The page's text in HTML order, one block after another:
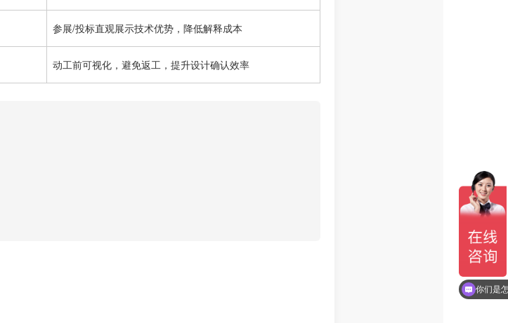
参展/投标直观展示技术优势，降低解释成本
动工前可视化，避免返工，提升设计确认效率
你们是